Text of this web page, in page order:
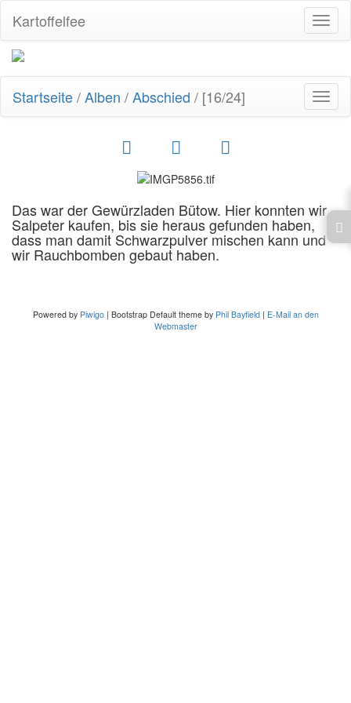
Kartoffelfee
Startseite/Alben /Abschied / [16/24]
Das war der Gewürzladen Bütow. Hier konnten wir
Salpeter kaufen, bis sie heraus gefunden haben,
dass man damit Schwarzpulver mischen kann und
wir Rauchbomben gebaut haben.
Powered by Piwigo| Bootstrap Default theme by Phil Bayfield| E-Mail an den
Webmaster